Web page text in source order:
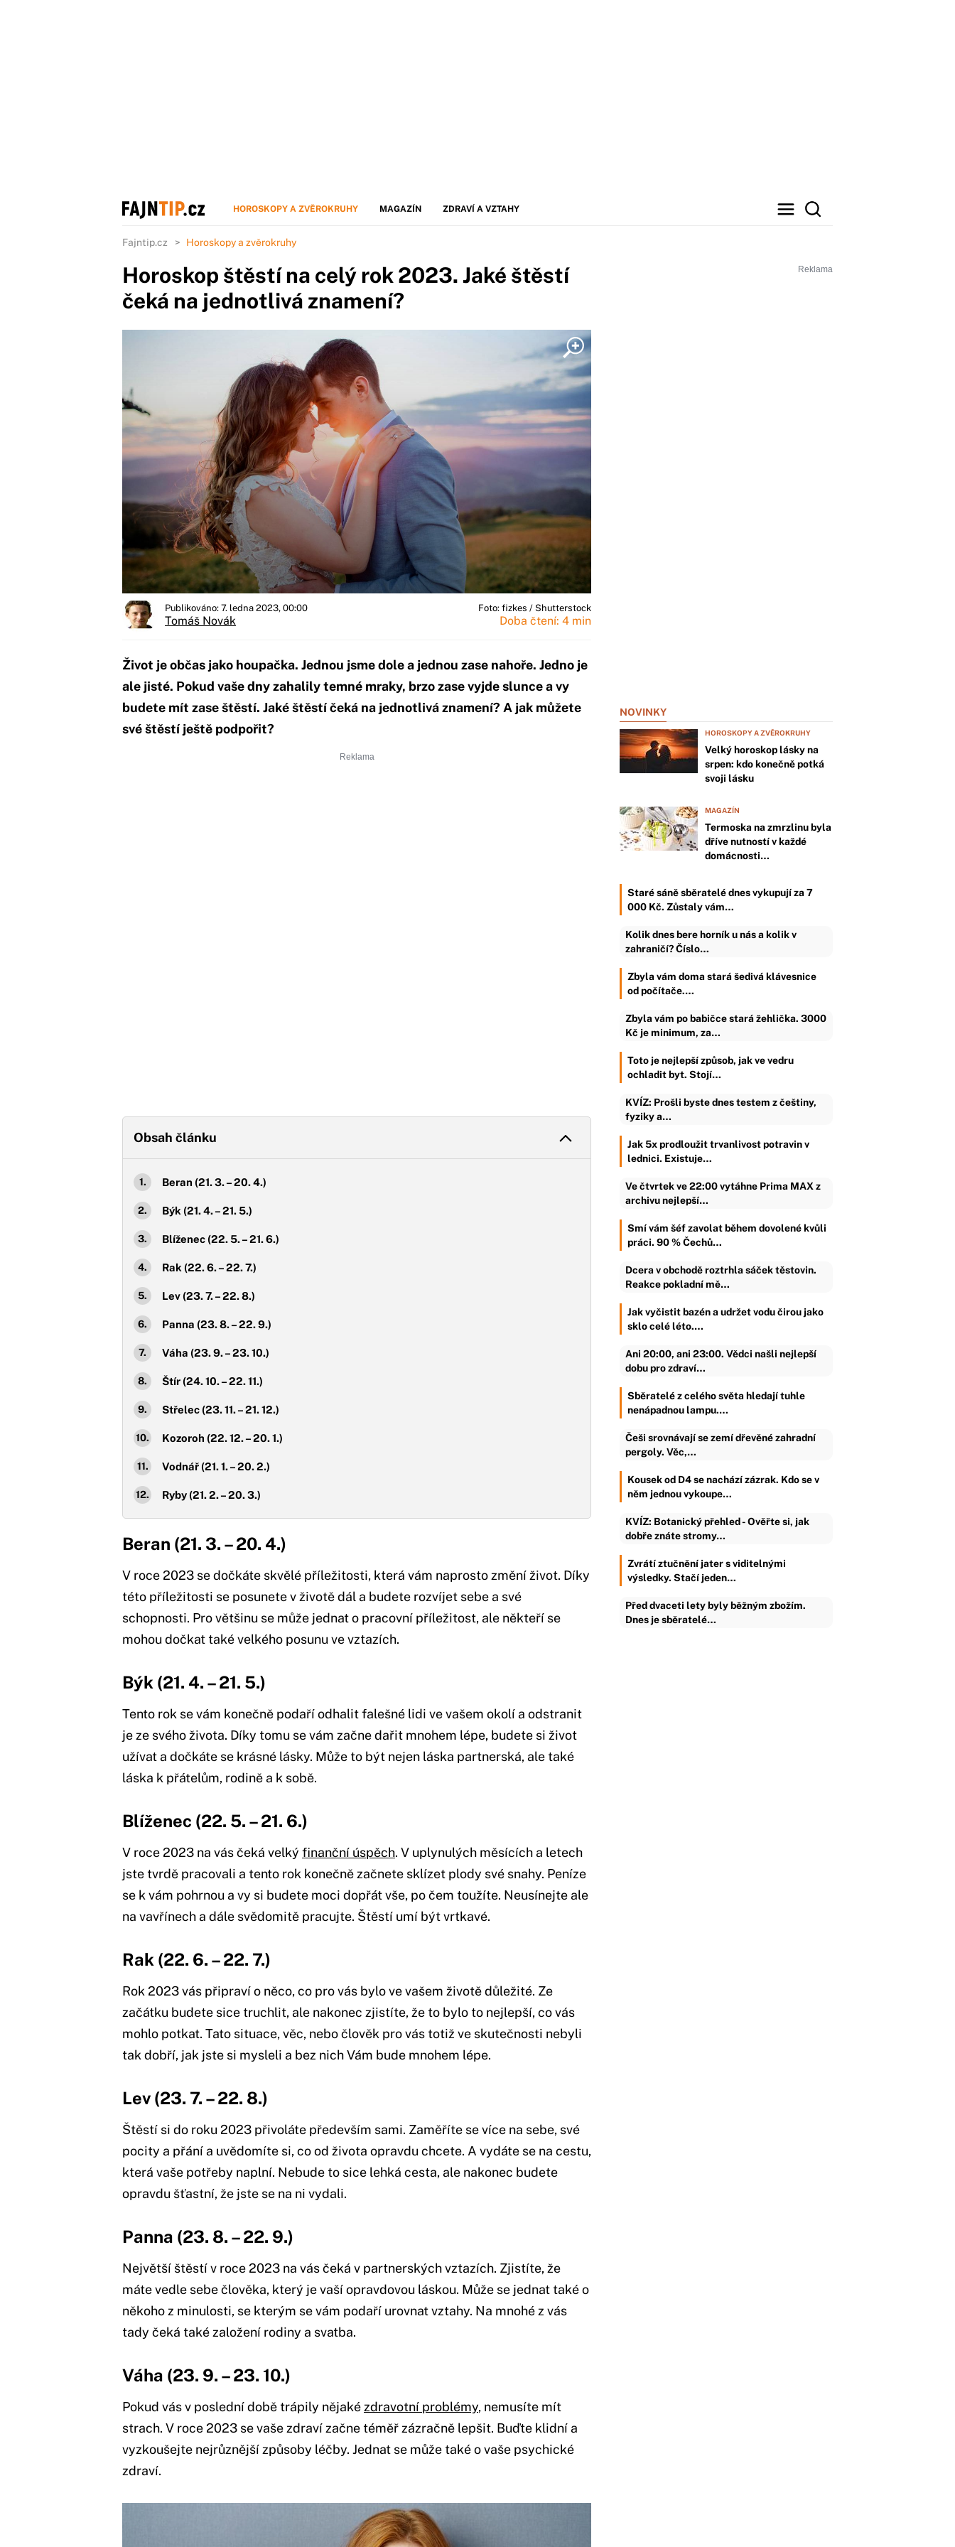
HOROSKOPY A ZVĚROKRUHY MAGAZÍN ZDRAVÍ A VZTAHY
Fajntip.cz Horoskopy a zvěrokruhy
Horoskop štěstí na celý rok 2023. Jaké štěstí
čeká na jednotlivá znamení?
Publikováno: 7. ledna 2023, 00:00
Tomáš Novák
Foto: fizkes / Shutterstock
Doba čtení: 4 min
Život je občas jako houpačka. Jednou jsme dole a jednou zase nahoře. Jedno je
ale jisté. Pokud vaše dny zahalily temné mraky, brzo zase vyjde slunce a vy
budete mít zase štěstí. Jaké štěstí čeká na jednotlivá znamení? A jak můžete
své štěstí ještě podpořit?
Obsah článku
Beran (21. 3. – 20. 4.)
Býk (21. 4. – 21. 5.)
Blíženec (22. 5. – 21. 6.)
Rak (22. 6. – 22. 7.)
Lev (23. 7. – 22. 8.)
Panna (23. 8. – 22. 9.)
Váha (23. 9. – 23. 10.)
Štír (24. 10. – 22. 11.)
Střelec (23. 11. – 21. 12.)
Kozoroh (22. 12. – 20. 1.)
Vodnář (21. 1. – 20. 2.)
Ryby (21. 2. – 20. 3.)
Beran (21. 3. –20. 4.)
V roce 2023 se dočkáte skvělé příležitosti, která vám naprosto změní život. Díky
této příležitosti se posunete v životě dál a budete rozvíjet sebe a své
schopnosti. Pro většinu se může jednat o pracovní příležitost, ale někteří se
mohou dočkat také velkého posunu ve vztazích.
Býk (21. 4. –21. 5.)
Tento rok se vám konečně podaří odhalit falešné lidi ve vašem okolí a odstranit
je ze svého života. Díky tomu se vám začne dařit mnohem lépe, budete si život
užívat a dočkáte se krásné lásky. Může to být nejen láska partnerská, ale také
láska k přátelům, rodině a k sobě.
Blíženec (22. 5. –21. 6.)
V roce 2023 na vás čeká velký finanční úspěch. V uplynulých měsících a letech
jste tvrdě pracovali a tento rok konečně začnete sklízet plody své snahy. Peníze
se k vám pohrnou a vy si budete moci dopřát vše, po čem toužíte. Neusínejte ale
na vavřínech a dále svědomitě pracujte. Štěstí umí být vrtkavé.
Rak (22. 6. –22. 7.)
Rok 2023 vás připraví o něco, co pro vás bylo ve vašem životě důležité. Ze
začátku budete sice truchlit, ale nakonec zjistíte, že to bylo to nejlepší, co vás
mohlo potkat. Tato situace, věc, nebo člověk pro vás totiž ve skutečnosti nebyli
tak dobří, jak jste si mysleli a bez nich Vám bude mnohem lépe.
Lev (23. 7. –22. 8.)
Štěstí si do roku 2023 přivoláte především sami. Zaměříte se více na sebe, své
pocity a přání a uvědomíte si, co od života opravdu chcete. A vydáte se na cestu,
která vaše potřeby naplní. Nebude to sice lehká cesta, ale nakonec budete
opravdu šťastní, že jste se na ni vydali.
Panna (23. 8. –22. 9.)
Největší štěstí v roce 2023 na vás čeká v partnerských vztazích. Zjistíte, že
máte vedle sebe člověka, který je vaší opravdovou láskou. Může se jednat také o
někoho z minulosti, se kterým se vám podaří urovnat vztahy. Na mnohé z vás
tady čeká také založení rodiny a svatba.
Váha (23. 9. –23. 10.)
Pokud vás v poslední době trápily nějakézdravotní problémy, nemusíte mít
strach. V roce 2023 se vaše zdraví začne téměř zázračně lepšit. Buďte klidní a
vyzkoušejte nejrůznější způsoby léčby. Jednat se může také o vaše psychické
zdraví.
NOVINKY
HOROSKOPY A ZVĚROKRUHY
Velký horoskop lásky na
srpen: kdo konečně potká
svoji lásku
MAGAZÍN
Termoska na zmrzlinu byla
dříve nutností v každé
domácnosti…
Staré sáně sběratelé dnes vykupují za 7
000 Kč. Zůstaly vám…
Kolik dnes bere horník u nás a kolik v
zahraničí? Číslo…
Zbyla vám doma stará šedivá klávesnice
od počítače.…
Zbyla vám po babičce stará žehlička. 3000
Kč je minimum, za…
Toto je nejlepší způsob, jak ve vedru
ochladit byt. Stojí…
KVÍZ: Prošli byste dnes testem z češtiny,
fyziky a…
Jak 5x prodloužit trvanlivost potravin v
lednici. Existuje…
Ve čtvrtek ve 22:00 vytáhne Prima MAX z
archivu nejlepší…
Smí vám šéf zavolat během dovolené kvůli
práci. 90 % Čechů…
Dcera v obchodě roztrhla sáček těstovin.
Reakce pokladní mě…
Jak vyčistit bazén a udržet vodu čirou jako
sklo celé léto.…
Ani 20:00, ani 23:00. Vědci našli nejlepší
dobu pro zdraví…
Sběratelé z celého světa hledají tuhle
nenápadnou lampu.…
Češi srovnávají se zemí dřevěné zahradní
pergoly. Věc,…
Kousek od D4 se nachází zázrak. Kdo se v
něm jednou vykoupe…
KVÍZ: Botanický přehled - Ověřte si, jak
dobře znáte stromy…
Zvrátí ztučnění jater s viditelnými
výsledky. Stačí jeden…
Před dvaceti lety byly běžným zbožím.
Dnes je sběratelé…